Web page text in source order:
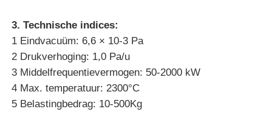
Nieuws
Gevallen
3. Technische indices:
1 Eindvacuüm: 6,6 × 10-3 Pa
2 Drukverhoging: 1,0 Pa/u
3 Middelfrequentievermogen: 50-2000 kW
4 Max. temperatuur: 2300°C
5 Belastingbedrag: 10-500Kg